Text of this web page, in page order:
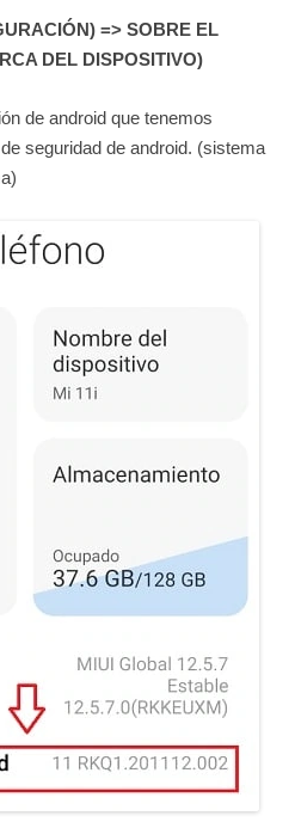
=> SOBRE EL
DEL DISPOSITIVO)
de android que tenemos
seguridad de android. (sistema